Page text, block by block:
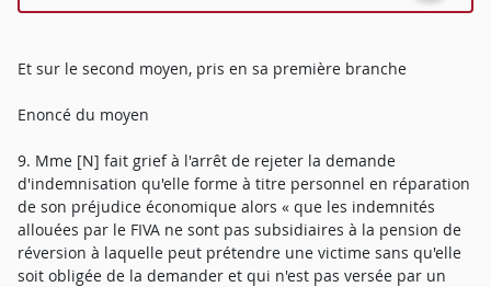
Et sur le second moyen, pris en sa première branche
Enoncé du moyen
9. Mme [N] fait grief à l'arrêt de rejeter la demande
d'indemnisation qu'elle forme à titre personnel en réparation
de son préjudice économique alors « que les indemnités
allouées par le FIVA ne sont pas subsidiaires à la pension de
réversion à laquelle peut prétendre une victime sans qu'elle
soit obligée de la demander et qui n'est pas versée par un